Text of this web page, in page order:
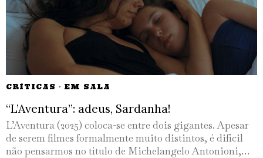
CRÍTICAS · EM SALA
“L’Aventura”: adeus, Sardanha!
L’Aventura (2025) coloca-se entre dois gigantes. Apesar
de serem filmes formalmente muito distintos, é difícil
não pensarmos no título de Michelangelo Antonioni,…